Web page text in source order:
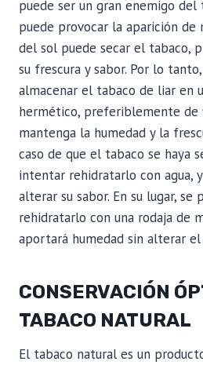
puede ser un gran enemigo del
puede provocar la aparición de
del sol puede secar el tabaco,
su frescura y sabor. Por lo
almacenar el tabaco de liar en
hermético, preferiblemente de
mantenga la humedad y la
caso de que el tabaco se haya
intentar rehidratarlo con agua,
alterar su sabor. En su lugar, se
rehidratarlo con una rodaja de
aportará humedad sin alterar
CONSERVACIÓN
TABACO NATURAL
El tabaco natural es un